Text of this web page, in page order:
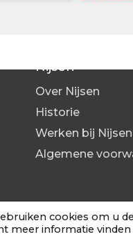
Nijsen
Over Nijsen
Historie
Werken bij Nijsen
Algemene
cookies om u
meer informatie